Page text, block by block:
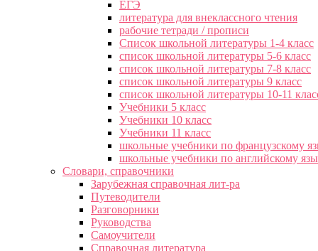
ЕГЭ
литература для внеклассного чтения
рабочие тетради / прописи
Список школьной литературы 1-4 класс
список школьной литературы 5-6 класс
список школьной литературы 7-8 класс
список школьной литературы 9 класс
список школьной литературы 10-11
Учебники 5 класс
Учебники 10 класс
Учебники 11 класс
школьные учебники по французскому
школьные учебники по английскому
Словари, справочники
Зарубежная справочная лит-ра
Путеводители
Разговорники
Руководства
Самоучители
Справочная литература